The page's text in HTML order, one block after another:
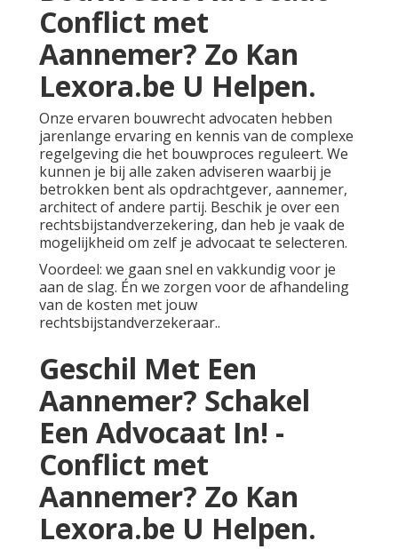
Conflict met
Aannemer? Zo Kan
Lexora.be U Helpen.
Onze ervaren bouwrecht advocaten hebben
jarenlange ervaring en kennis van de complexe
regelgeving die het bouwproces reguleert. We
kunnen je bij alle zaken adviseren waarbij je
betrokken bent als opdrachtgever, aannemer,
architect of andere partij. Beschik je over een
rechtsbijstandverzekering, dan heb je vaak de
mogelijkheid om zelf je advocaat te selecteren.
Voordeel: we gaan snel en vakkundig voor je
aan de slag. Én we zorgen voor de afhandeling
van de kosten met jouw
rechtsbijstandverzekeraar..
Geschil Met Een
Aannemer? Schakel
Een Advocaat In! -
Conflict met
Aannemer? Zo Kan
Lexora.be U Helpen.